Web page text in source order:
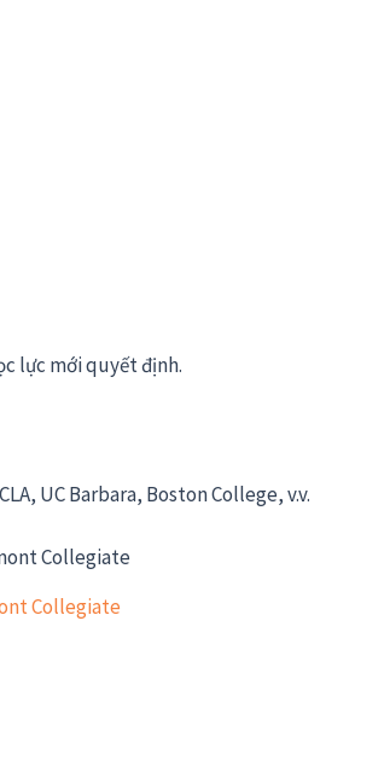
lực mới quyết định.
UC Barbara, Boston College, v.v.
Collegiate